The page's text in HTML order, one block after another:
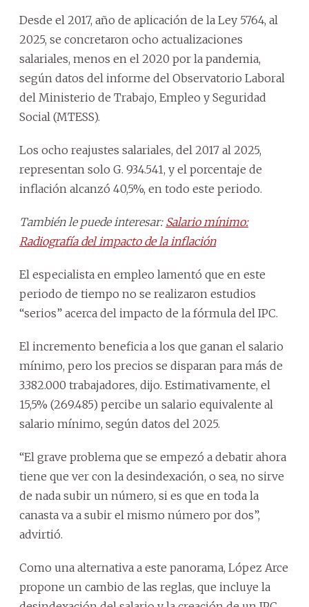
Desde el 2017, año de aplicación de la Ley 5764, al
2025, se concretaron ocho actualizaciones
salariales, menos en el 2020 por la pandemia,
según datos del informe del Observatorio Laboral
del Ministerio de Trabajo, Empleo y Seguridad
Social (MTESS).
Los ocho reajustes salariales, del 2017 al 2025,
representan solo G. 934.541, y el porcentaje de
inflación alcanzó 40,5%, en todo este periodo.
También le puede interesar: Salario mínimo:
Radiografía del impacto de la inflación
El especialista en empleo lamentó que en este
periodo de tiempo no se realizaron estudios
“serios” acerca del impacto de la fórmula del IPC.
El incremento beneficia a los que ganan el salario
mínimo, pero los precios se disparan para más de
3.382.000 trabajadores, dijo. Estimativamente, el
15,5% (269.485) percibe un salario equivalente al
salario mínimo, según datos del 2025.
“El grave problema que se empezó a debatir ahora
tiene que ver con la desindexación, o sea, no sirve
de nada subir un número, si es que en toda la
canasta va a subir el mismo número por dos”,
advirtió.
Como una alternativa a este panorama, López Arce
propone un cambio de las reglas, que incluye la